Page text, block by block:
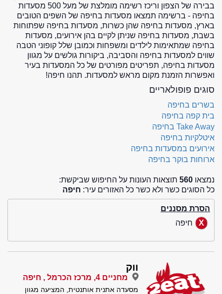
בבירה של הצפון וריכז רשימה מומלצת של מעל 500 מסעדות
בחיפה - ברשימה תמצאו מסעדות בחיפה של השפים הטובים
בארץ, מסעדות בחיפה שהן כשרות, מסעדות בחיפה שפתוחות
בשבת, מסעדות בחיפה שניתן לקיים בהן אירועים, מסעדות
בחיפה שמתאימות לילדים ומשפחות וכמובן שלל קופוני הטבה
שווים למסעדות בחיפה והסביבה, ביקורות גולשים על מגוון
מסעדות בחיפה, תפריטים מפורטים של כל המסעדות בעיר
ואפשרות הזמנת מקום מראש למסעדות. תהנו חיפה!
סוגים פופולאריים
בשרים בחיפה
בית קפה בחיפה
Take Away בחיפה
איטלקיות בחיפה
אירועים במסעדות בחיפה
ארוחות בוקר בחיפה
נמצאו 560 תוצאות העונות על החיפוש שביקשת:
כל הסוגים כשר ולא כשר כל האזורים עיר: חיפה
הסרת מסננים
חיפה
ווק
מחניים 4, מרכז הכרמל , חיפה
מסעדה אתנית אותנטית, המציעה מגוון